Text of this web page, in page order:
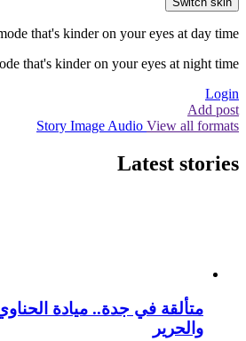
that's kinder on your eyes at day time.
that's kinder on your eyes at night time.
Login
Add post
Story Image Audio View all formats
Latest stories
متألقة في جدة.. ميادة
والحرير